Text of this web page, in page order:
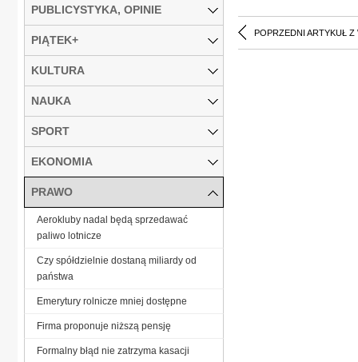
POPRZEDNI ARTYKUŁ Z
PUBLICYSTYKA, OPINIE
PIĄTEK+
KULTURA
NAUKA
SPORT
EKONOMIA
PRAWO
Aerokluby nadal będą sprzedawać
paliwo lotnicze
Czy spółdzielnie dostaną miliardy od
państwa
Emerytury rolnicze mniej dostępne
Firma proponuje niższą pensję
Formalny błąd nie zatrzyma kasacji